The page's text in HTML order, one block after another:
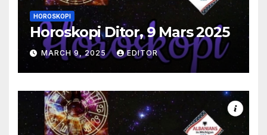
HOROSKOPI
Horoskopi Ditor, 9 Mars 2025
MARCH 9, 2025 EDITOR